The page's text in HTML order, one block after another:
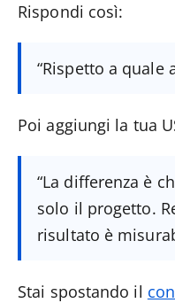
Rispondi così:
“Rispetto a quale
Poi aggiungi la tua
“La differenza è
solo il progetto.
risultato è
Stai spostando il